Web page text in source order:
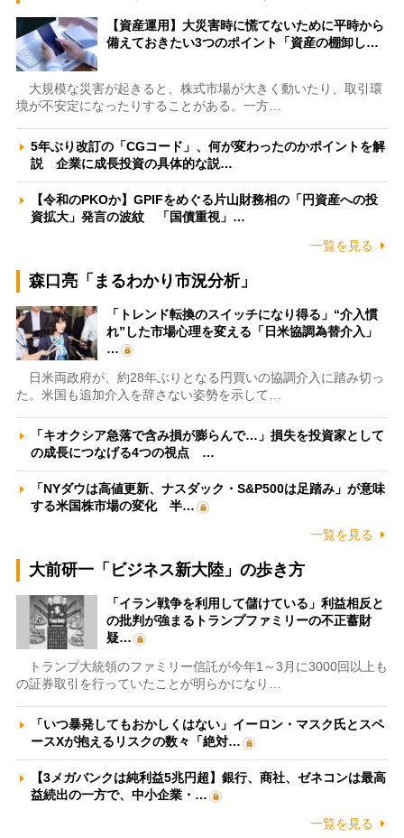
【資産運用】大災害時に慌てないために平時から
備えておきたい3つのポイント「資産の棚卸し…
大規模な災害が起きると、株式市場が大きく動いたり、取引環
境が不安定になったりすることがある。一方…
5年ぶり改訂の「CGコード」、何が変わったのかポイントを解
説 企業に成長投資の具体的な説…
【令和のPKOか】GPIFをめぐる片山財務相の「円資産への投
資拡大」発言の波紋 「国債重視」…
一覧を見る
森口亮「まるわかり市況分析」
「トレンド転換のスイッチになり得る」“介入慣
れ”した市場心理を変える「日米協調為替介入」
…
日米両政府が、約28年ぶりとなる円買いの協調介入に踏み切っ
た。米国も追加介入を辞さない姿勢を示して…
「キオクシア急落で含み損が膨らんで…」損失を投資家として
の成長につなげる4つの視点 …
「NYダウは高値更新、ナスダック・S&P500は足踏み」が意味
する米国株市場の変化 半…
一覧を見る
大前研一「ビジネス新大陸」の歩き方
「イラン戦争を利用して儲けている」利益相反と
の批判が強まるトランプファミリーの不正蓄財
疑…
トランプ大統領のファミリー信託が今年1～3月に3000回以上も
の証券取引を行っていたことが明らかになり…
「いつ暴発してもおかしくはない」イーロン・マスク氏とスペ
ースXが抱えるリスクの数々「絶対…
【3メガバンクは純利益5兆円超】銀行、商社、ゼネコンは最高
益続出の一方で、中小企業・…
一覧を見る